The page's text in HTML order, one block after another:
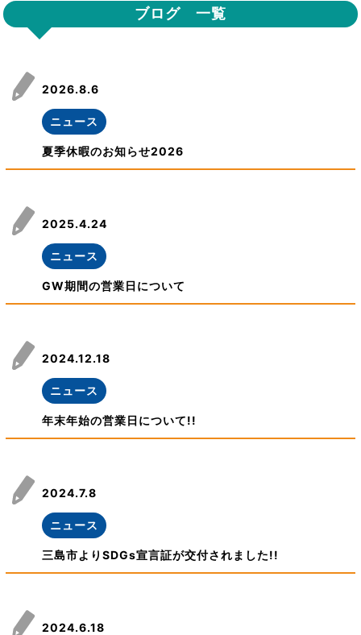
ブログ 一覧
2026.8.6
ニュース
夏季休暇のお知らせ2026
2025.4.24
ニュース
GW期間の営業日について
2024.12.18
ニュース
年末年始の営業日について!!
2024.7.8
ニュース
三島市よりSDGs宣言証が交付されました!!
2024.6.18